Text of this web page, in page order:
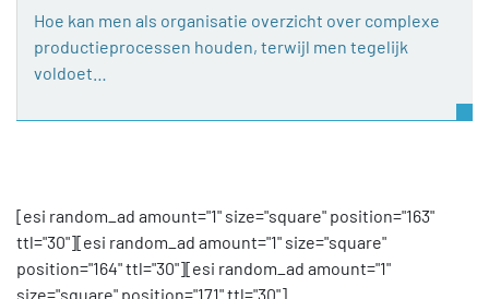
Hoe kan men als organisatie overzicht over complexe
productieprocessen houden, terwijl men tegelijk
voldoet…
[esi random_ad amount="1" size="square" position="163"
ttl="30"][esi random_ad amount="1" size="square"
position="164" ttl="30"][esi random_ad amount="1"
size="square" position="171" ttl="30"]